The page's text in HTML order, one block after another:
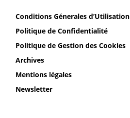
Conditions Génerales d’Utilisation
Politique de Confidentialité
Politique de Gestion des Cookies
Archives
Mentions légales
Newsletter